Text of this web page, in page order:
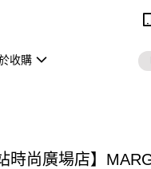
收購
時尚廣場店】